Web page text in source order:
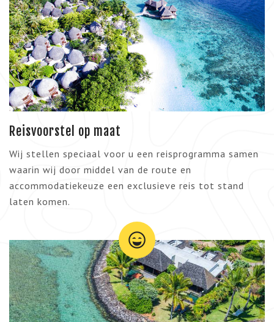
Reisvoorstel op maat
Wij stellen speciaal voor u een reisprogramma samen
waarin wij door middel van de route en
accommodatiekeuze een exclusieve reis tot stand
laten komen.